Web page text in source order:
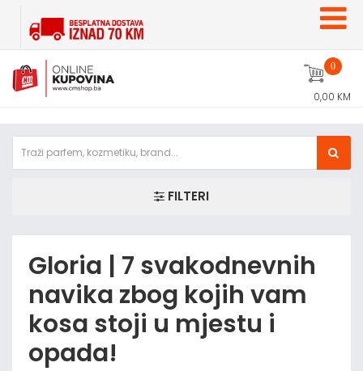
0
0,00 KM
FILTERI
Gloria | 7 svakodnevnih
navika zbog kojih vam
kosa stoji u mjestu i
opada!